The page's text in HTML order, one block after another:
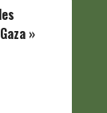
»